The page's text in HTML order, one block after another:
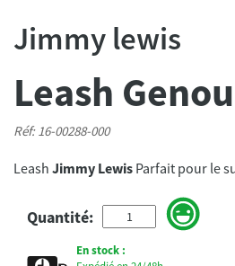
Jimmy lewis
Leash
Réf: 16-00288-000
Leash Jimmy Lewis Parfait pour le
Quantité:
En stock :